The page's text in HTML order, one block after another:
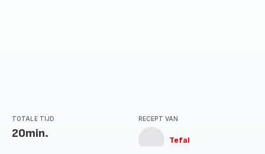
TOTALE TIJD
20min.
RECEPT VAN
Tefal